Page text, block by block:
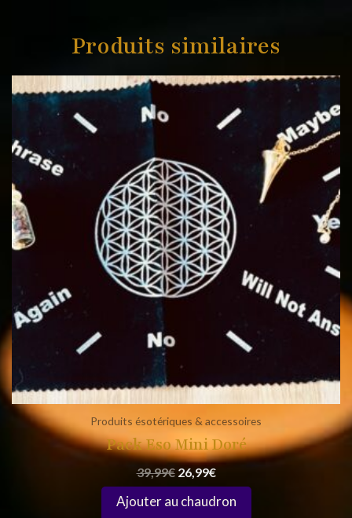
Produits similaires
Produits ésotériques & accessoires
Pack Eso Mini Doré
39,99€
Le
26,99€
Le
actuel
est :